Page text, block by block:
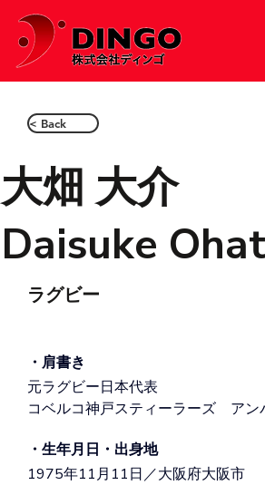
< Back
大畑 大介
Daisuke
ラグビー
・肩書き
元ラグビー日本代表
コベルコ神戸スティーラーズ　アン
​・生年月日・出身地
1975年11月11日／大阪府大阪市